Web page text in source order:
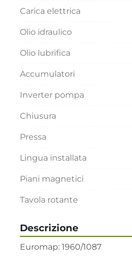
Descrizione
Euromap: 1960/1087
Carica elettrica
Olio idraulico
Olio lubrifica
Accumulatori
Inverter pompa
Chiusura
Pressa
Lingua installata
Piani magnetici
Tavola rotante